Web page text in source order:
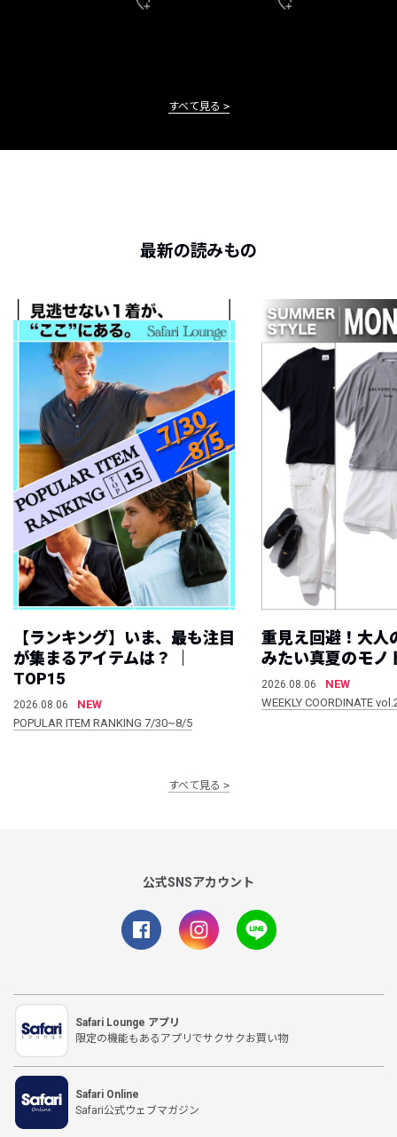
すべて見る
最新の読みもの
【ランキング】いま、最も注目
が集まるアイテムは？ ｜
TOP15
2026.08.06
NEW
POPULAR ITEM RANKING 7/30~8/5
重見え回避！大人
みたい真夏のモノ
2026.08.06
NEW
WEEKLY COORDINATE
すべて見る
公式SNSアカウント
Safari Lounge アプリ
限定の機能もあるアプリでサクサクお買い物
Safari Online
Safari公式ウェブマガジン